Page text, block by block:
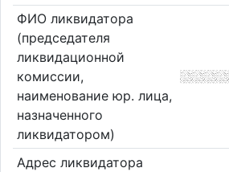
ФИО ликвидатора
(председателя
ликвидационной
комиссии,
наименование юр. лица,
назначенного
ликвидатором)
Адрес ликвидатора